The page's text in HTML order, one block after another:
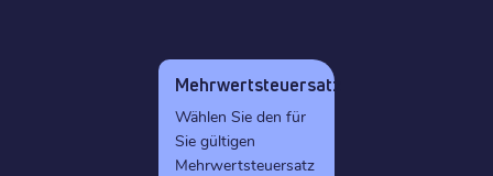
Mehrwertsteuersatz
Wählen Sie den für
Sie gültigen
Mehrwertsteuersatz